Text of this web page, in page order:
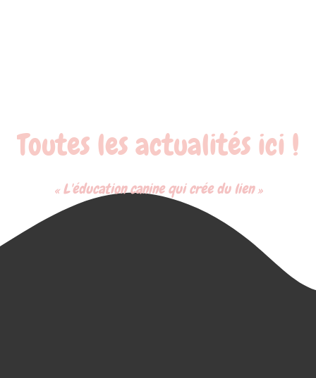
Toutes les actualités ici !
« L'éducation canine qui crée du lien »